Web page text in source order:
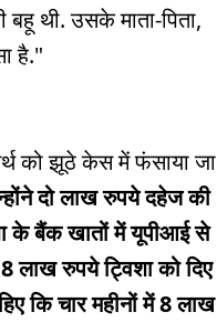
थी. उसके माता-पिता,
है."
को झूठे केस में फंसाया जा
दो लाख रुपये दहेज की
के बैंक खातों में यूपीआई से
लाख रुपये ट्विशा को दिए
कि चार महीनों में 8 लाख